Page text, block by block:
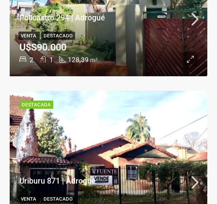
Policastro 294 | Adrogué
2 1 128,39 m²
U$S90.000
VENTA DESTACADO
Uriburu 871 | Adrogué
VENTA DESTACADO
DESTACADA